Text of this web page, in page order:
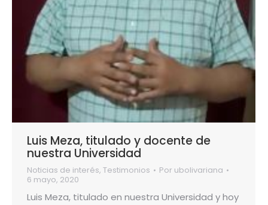
Luis Meza, titulado y docente de
nuestra Universidad
Noticias de interés, Testimonios Por ubolivariana
6 mayo, 2020
Luis Meza, titulado en nuestra Universidad y hoy